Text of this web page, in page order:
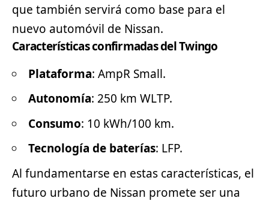
que también servirá como base para el
nuevo automóvil de Nissan.
Características confirmadas del Twingo
Plataforma: AmpR Small.
Autonomía: 250 km WLTP.
Consumo: 10 kWh/100 km.
Tecnología de baterías: LFP.
Al fundamentarse en estas características, el
futuro urbano de Nissan promete ser una